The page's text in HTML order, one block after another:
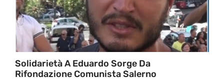
Solidarietà A Eduardo Sorge Da
Rifondazione Comunista Salerno